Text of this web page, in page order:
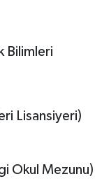
Bilimleri
Lisansiyeri)
Okul Mezunu)